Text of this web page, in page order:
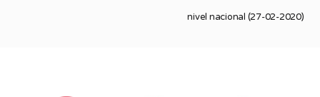
nivel nacional (27-02-2020)